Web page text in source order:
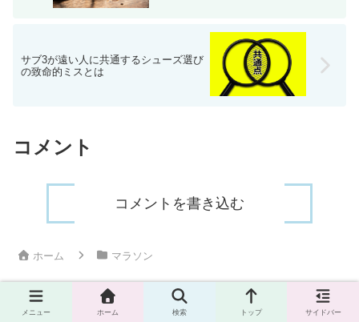
サブ3が遠い人に共通するシューズ選び
の致命的ミスとは
コメント
コメントを書き込む
ホーム マラソン
メニュー ホーム 検索 トップ サイドバー